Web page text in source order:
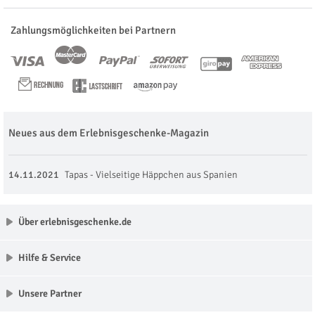
Zahlungsmöglichkeiten bei Partnern
Neues aus dem Erlebnisgeschenke-Magazin
14.11.2021 Tapas - Vielseitige Häppchen aus Spanien
Über erlebnisgeschenke.de
Hilfe & Service
Unsere Partner